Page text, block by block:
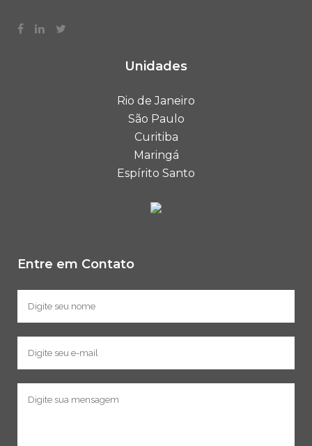
Unidades
Rio de Janeiro
São Paulo
Curitiba
Maringá
Espírito Santo
Entre em Contato